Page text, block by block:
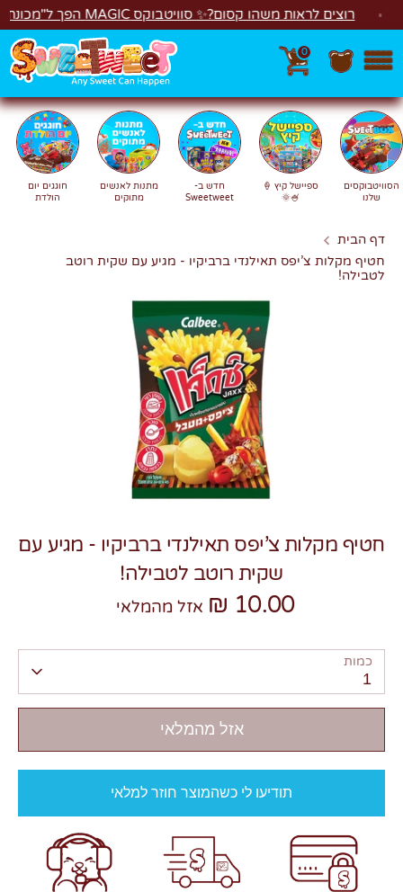
רוצים לראות משהו קסום?✨ סוויטבוקס MAGIC הפך ל"מכונת משחקים"! 🎁🕹️
0
חפשחיפוש
צרו קשר
הסוויטבוקסים
שלנו
ספיישל קיץ 🍦
🍧🌞
חדש ב-
Sweetweet
מתנות לאנשים
מתוקים
חוגגים יום
הולדת
דף הבית
חטיף מקלות צ’יפס תאילנדי ברביקיו - מגיע עם שקית רוטב
לטבילה!
חטיף מקלות צ’יפס תאילנדי ברביקיו - מגיע עם
שקית רוטב לטבילה!
10.00 ₪ אזל מהמלאי
כמות
1
אזל מהמלאי
תודיעו לי כשהמוצר חוזר למלאי